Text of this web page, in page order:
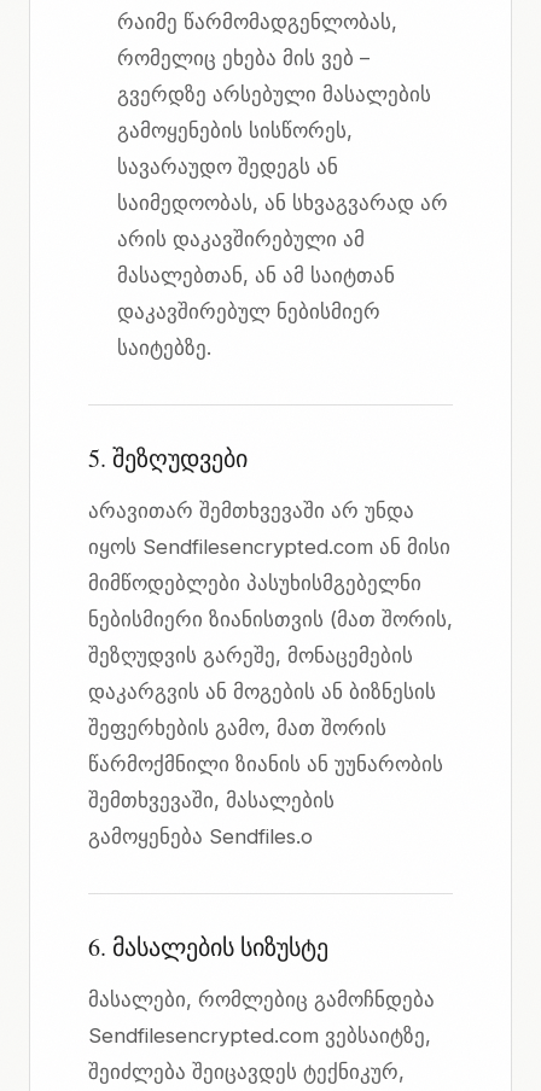
რაიმე წარმომადგენლობას,
რომელიც ეხება მის ვებ –
გვერდზე არსებული მასალების
გამოყენების სისწორეს,
სავარაუდო შედეგს ან
საიმედოობას, ან სხვაგვარად არ
არის დაკავშირებული ამ
მასალებთან, ან ამ საიტთან
დაკავშირებულ ნებისმიერ
საიტებზე.
5. შეზღუდვები
არავითარ შემთხვევაში არ უნდა
იყოს Sendfilesencrypted.com ან მისი
მიმწოდებლები პასუხისმგებელნი
ნებისმიერი ზიანისთვის (მათ შორის,
შეზღუდვის გარეშე, მონაცემების
დაკარგვის ან მოგების ან ბიზნესის
შეფერხების გამო, მათ შორის
წარმოქმნილი ზიანის ან უუნარობის
შემთხვევაში, მასალების
გამოყენება Sendfiles.o
6. მასალების სიზუსტე
მასალები, რომლებიც გამოჩნდება
Sendfilesencrypted.com ვებსაიტზე,
შეიძლება შეიცავდეს ტექნიკურ,